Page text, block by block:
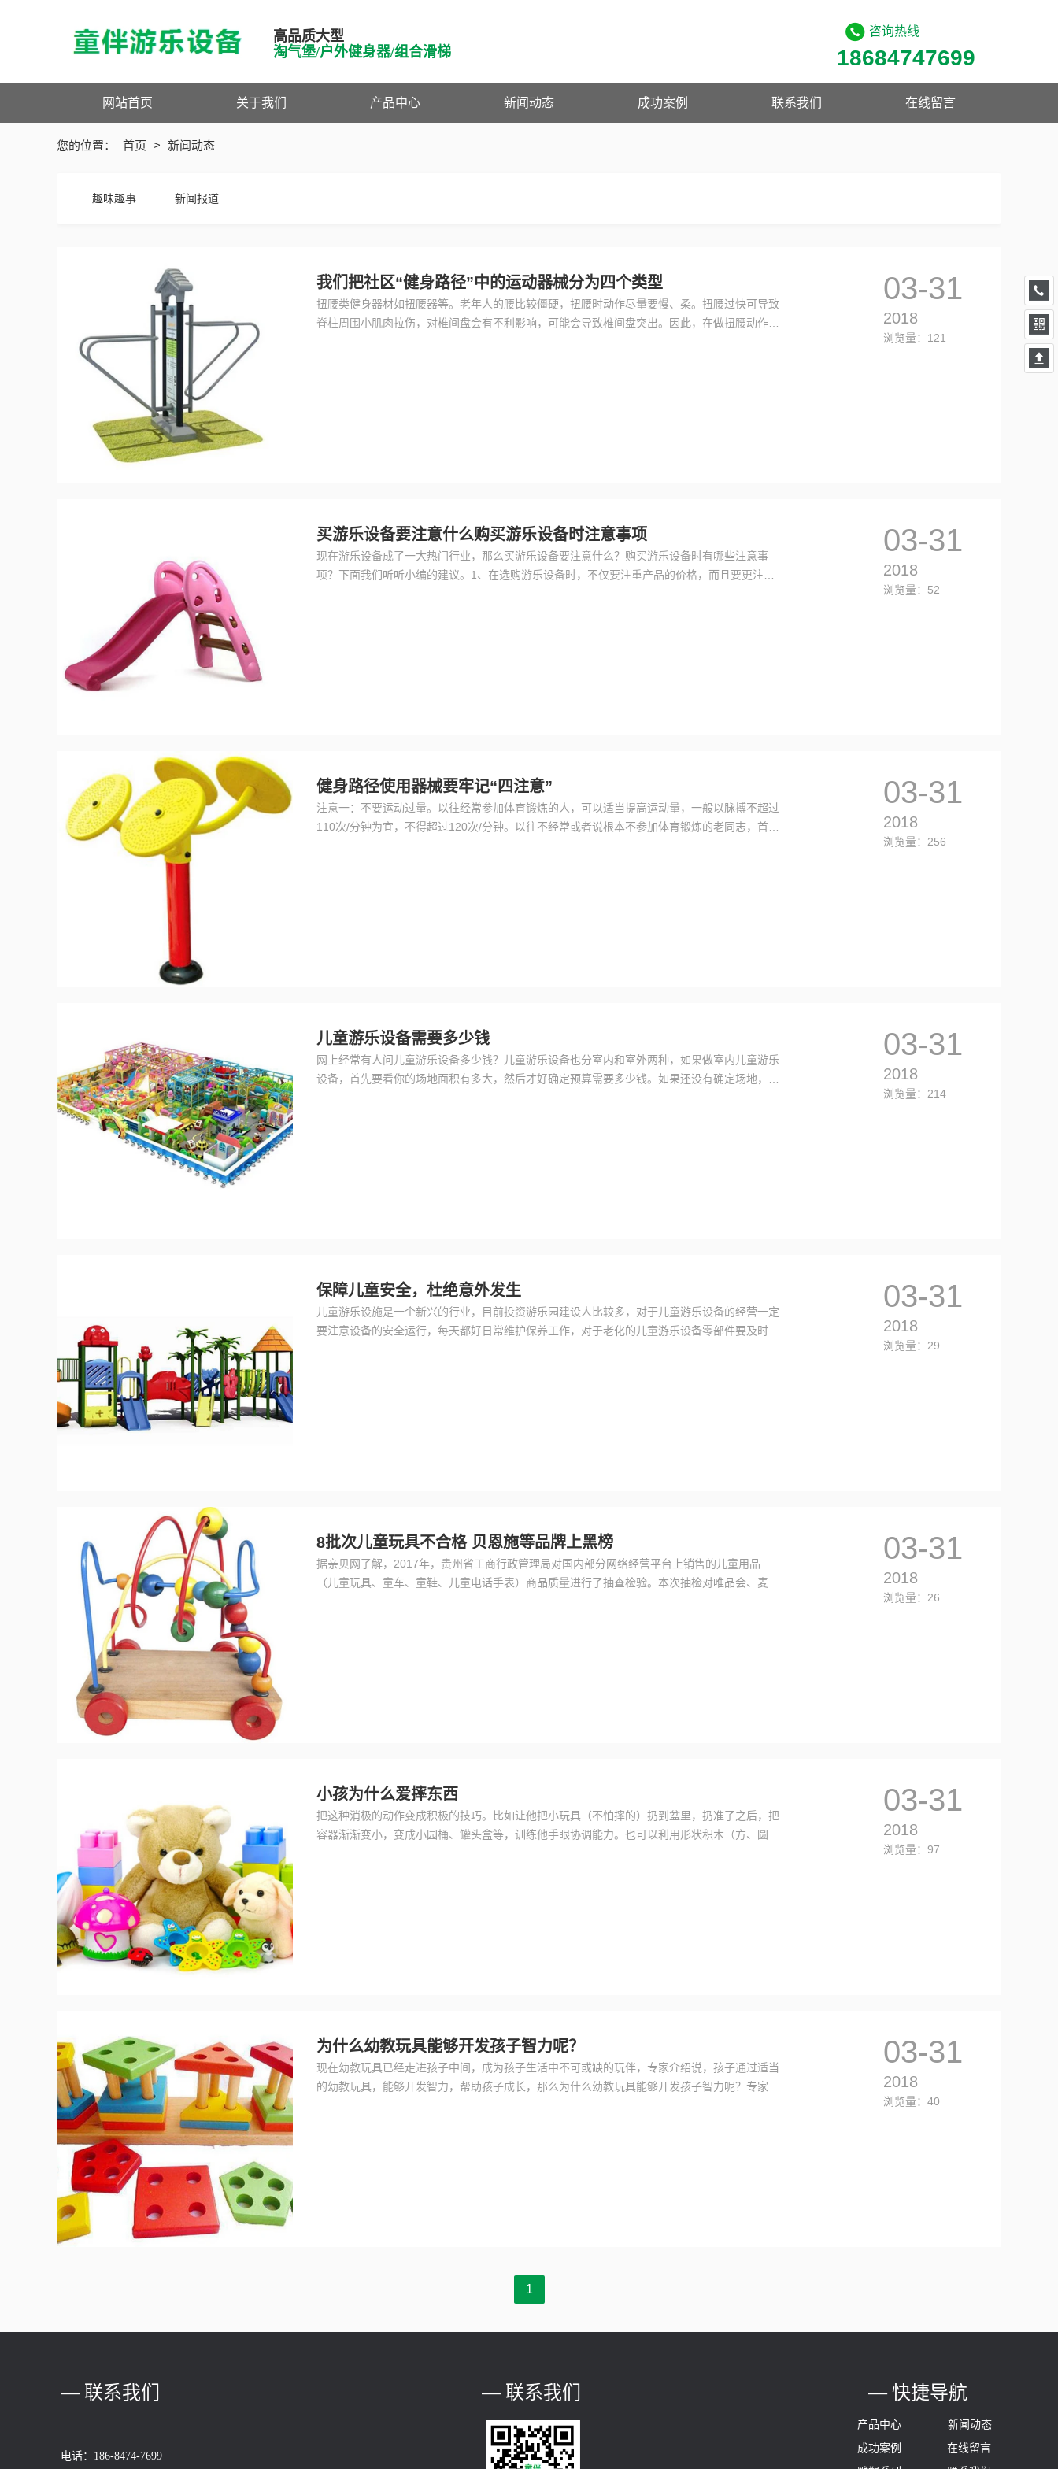
网站首页 关于我们 产品中心 新闻动态 成功案例 联系我们 在线留言
高品质大型
淘气堡/户外健身器/组合滑梯
咨询热线
18684747699
您的位置： 首页 > 新闻动态
趣味趣事 新闻报道
03-31
2018
浏览量：121
我们把社区“健身路径”中的运动器械分为四个类型
扭腰类健身器材如扭腰器等。老年人的腰比较僵硬，扭腰时动作尽量要慢、柔。扭腰过快可导致
脊柱周围小肌肉拉伤，对椎间盘会有不利影响，可能会导致椎间盘突出。因此，在做扭腰动作
03-31
2018
浏览量：52
买游乐设备要注意什么购买游乐设备时注意事项
现在游乐设备成了一大热门行业，那么买游乐设备要注意什么？购买游乐设备时有哪些注意事
项？下面我们听听小编的建议。1、在选购游乐设备时，不仅要注重产品的价格，而且要更注重
03-31
2018
浏览量：256
健身路径使用器械要牢记“四注意”
注意一：不要运动过量。以往经常参加体育锻炼的人，可以适当提高运动量，一般以脉搏不超过
110次/分钟为宜，不得超过120次/分钟。以往不经常或者说根本不参加体育锻炼的老同志，首先
03-31
2018
浏览量：214
儿童游乐设备需要多少钱
网上经常有人问儿童游乐设备多少钱？儿童游乐设备也分室内和室外两种，如果做室内儿童游乐
设备，首先要看你的场地面积有多大，然后才好确定预算需要多少钱。如果还没有确定场地，那
03-31
2018
浏览量：29
保障儿童安全，杜绝意外发生
儿童游乐设施是一个新兴的行业，目前投资游乐园建设人比较多，对于儿童游乐设备的经营一定
要注意设备的安全运行，每天都好日常维护保养工作，对于老化的儿童游乐设备零部件要及时更
03-31
2018
浏览量：26
8批次儿童玩具不合格 贝恩施等品牌上黑榜
据亲贝网了解，2017年，贵州省工商行政管理局对国内部分网络经营平台上销售的儿童用品
（儿童玩具、童车、童鞋、儿童电话手表）商品质量进行了抽查检验。本次抽检对唯品会、麦乐
03-31
2018
浏览量：97
小孩为什么爱摔东西
把这种消极的动作变成积极的技巧。比如让他把小玩具（不怕摔的）扔到盆里，扔准了之后，把
容器渐渐变小，变成小园桶、罐头盒等，训练他手眼协调能力。也可以利用形状积木（方、圆、
03-31
2018
浏览量：40
为什么幼教玩具能够开发孩子智力呢？
现在幼教玩具已经走进孩子中间，成为孩子生活中不可或缺的玩伴，专家介绍说，孩子通过适当
的幼教玩具，能够开发智力，帮助孩子成长，那么为什么幼教玩具能够开发孩子智力呢？专家表
1
— 联系我们 — 联系我们 — 快捷导航
产品中心
成功案例
在线留言
新闻动态
电话：186-8474-7699